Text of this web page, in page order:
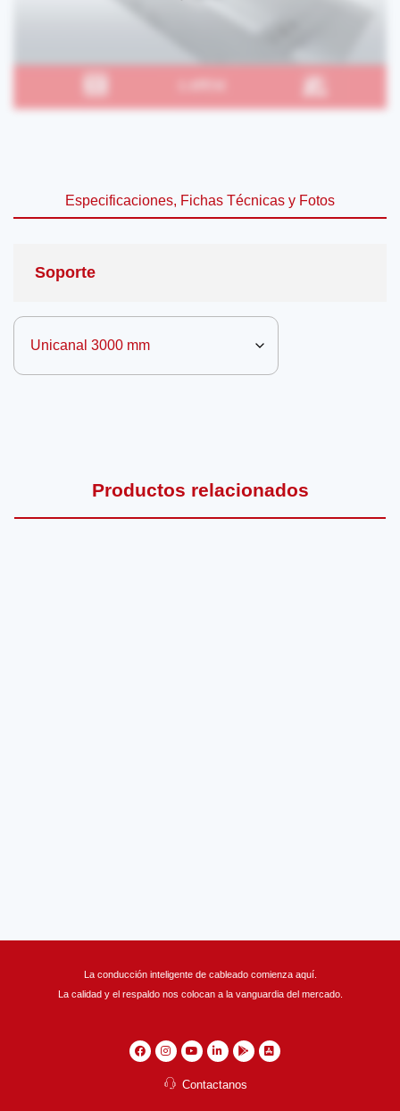
Especificaciones, Fichas Técnicas y Fotos
Soporte
Productos relacionados
Contactanos
La conducción inteligente de cableado comienza aquí.
La calidad y el respaldo nos colocan a la vanguardia del mercado.